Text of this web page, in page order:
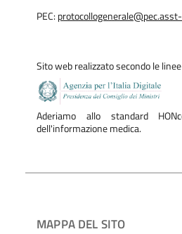
PEC:
Sito web realizzato secondo le
Aderiamo allo standard
dell'informazione medica.
MAPPA DEL SITO